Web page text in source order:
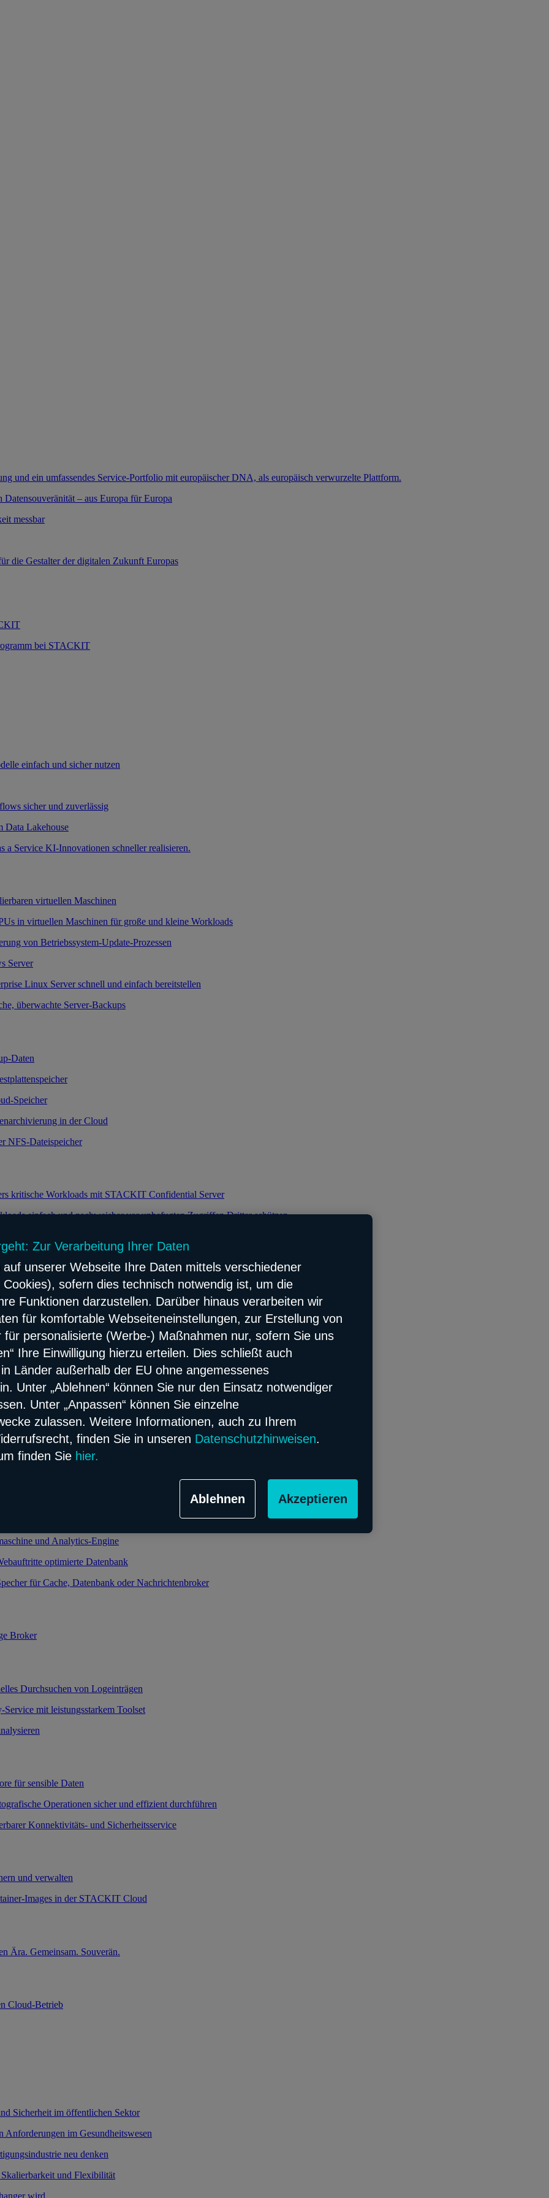
und ein umfassendes Service-Portfolio mit europäischer DNA, als europäisch verwurzelte Plattform.
– aus Europa für Europa
messbar
die Gestalter der digitalen Zukunft Europas
bei STACKIT
einfach und sicher nutzen
sicher und zuverlässig
Data Lakehouse
Service KI-Innovationen schneller realisieren.
virtuellen Maschinen
in virtuellen Maschinen für große und kleine Workloads
von Betriebssystem-Update-Prozessen
Server
Linux Server schnell und einfach bereitstellen
überwachte Server-Backups
Daten
Speicher
in der Cloud
NFS-Dateispeicher
kritische Workloads mit STACKIT Confidential Server
einfach und nachweisbar vor unbefugten Zugriffen Dritter schützen
durch effiziente Verteilung des Datenverkehrs
für Ihre Webanwendungen
und zuverlässig Network Content verteilen
Konnektivitäts- und Sicherheitsservice
und verwalteter Kubernetes-Service
Infrastruktur
relationale Datenbank im Flex Modell
relationale Datenbank im Flex Modell
und performanter Speicher dank Enterprise-Datenbank
und Analytics-Engine
optimierte Datenbank
für Cache, Datenbank oder Nachrichtenbroker
Broker
Durchsuchen von Logeinträgen
mit leistungsstarkem Toolset
für sensible Daten
Operationen sicher und effizient durchführen
Konnektivitäts- und Sicherheitsservice
und verwalten
Images in der STACKIT Cloud
Ära. Gemeinsam. Souverän.
Cloud-Betrieb
Sicherheit im öffentlichen Sektor
Anforderungen im Gesundheitswesen
neu denken
und Flexibilität
wird
Zur Verarbeitung Ihrer Daten
auf unserer Webseite Ihre Daten mittels verschiedener
Cookies), sofern dies technisch notwendig ist, um die
Funktionen darzustellen. Darüber hinaus verarbeiten wir
für komfortable Webseiteneinstellungen, zur Erstellung von
für personalisierte (Werbe-) Maßnahmen nur, sofern Sie uns
Ihre Einwilligung hierzu erteilen. Dies schließt auch
Länder außerhalb der EU ohne angemessenes
Unter „Ablehnen“ können Sie nur den Einsatz notwendiger
Unter „Anpassen“ können Sie einzelne
zulassen. Weitere Informationen, auch zu Ihrem
finden Sie in unseren Datenschutzhinweisen.
finden Sie hier.
Ablehnen Akzeptieren